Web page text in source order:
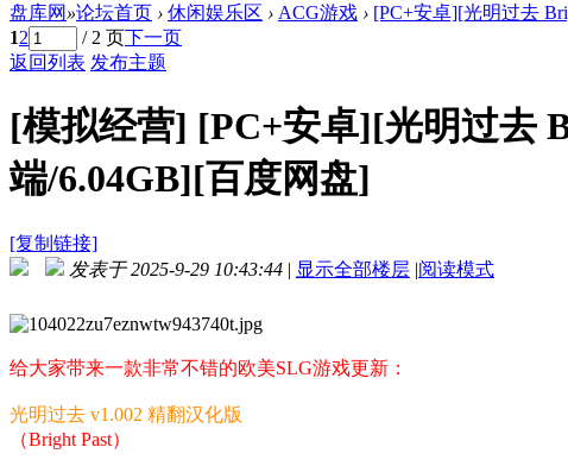
盘库网 »论坛首页 › 休闲娱乐区 › ACG游戏 › [PC+安卓][光明过去
12 / 2 页下一页
返回列表 发布主题
[模拟经营] [PC+安卓][光明过去
端/6.04GB][百度网盘]
[复制链接]
发表于 2025-9-29 10:43:44 | 显示全部楼层 |阅读模式
给大家带来一款非常不错的欧美SLG游戏更新：
光明过去 v1.002 精翻汉化版
（Bright Past）